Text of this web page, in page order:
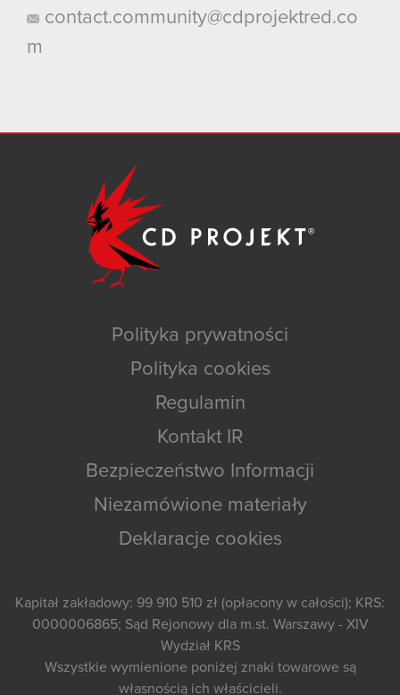
contact.community@cdprojektred.co
m
Polityka prywatności
Polityka cookies
Regulamin
Kontakt IR
Bezpieczeństwo Informacji
Niezamówione materiały
Deklaracje cookies
Kapitał zakładowy: 99 910 510 zł (opłacony w całości); KRS:
0000006865; Sąd Rejonowy dla m.st. Warszawy - XIV
Wydział KRS
Wszystkie wymienione poniżej znaki towarowe są
własnością ich właścicieli.